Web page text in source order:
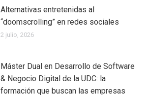
Alternativas entretenidas al
“doomscrolling” en redes sociales
2 julio, 2026
Máster Dual en Desarrollo de Software
& Negocio Digital de la UDC: la
formación que buscan las empresas